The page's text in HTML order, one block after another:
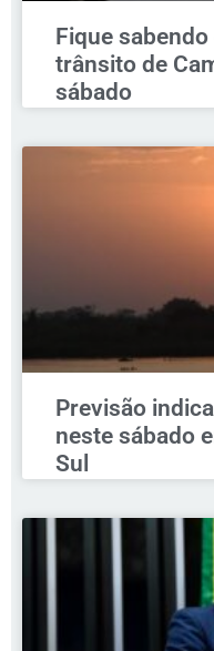
Fique
trânsito de
sábado
Previsão
neste sábado
Sul